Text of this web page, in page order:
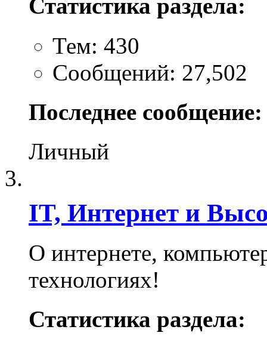
Статистика раздела:
Тем: 430
Сообщений: 27,502
Последнее сообщение:
Личный
IT, Интернет и
О интернете,
технологиях!
Статистика раздела: